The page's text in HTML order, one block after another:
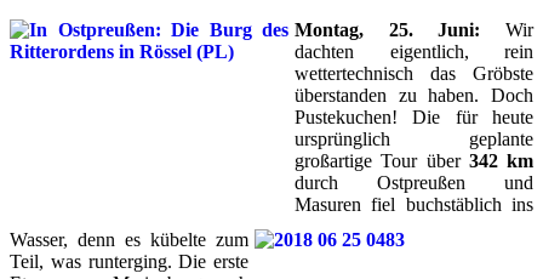
Montag, 25. Juni: Wir
dachten eigentlich, rein
wettertechnisch das Gröbste
überstanden zu haben. Doch
Pustekuchen! Die für heute
ursprünglich geplante
großartige Tour über 342 km
durch Ostpreußen und
Masuren fiel buchstäblich ins
Wasser, denn es kübelte zum
Teil, was runterging. Die erste